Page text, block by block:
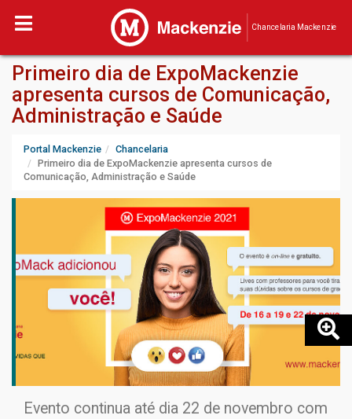
Chancelaria Mackenzie
Primeiro dia de ExpoMackenzie
apresenta cursos de Comunicação,
Administração e Saúde
Portal Mackenzie
Chancelaria
Primeiro dia de ExpoMackenzie apresenta cursos de
Comunicação, Administração e Saúde
Evento continua até dia 22 de novembro com